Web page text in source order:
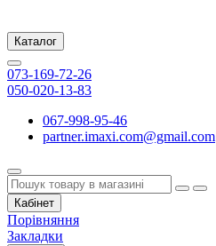
Каталог
073-169-72-26
050-020-13-83
067-998-95-46
partner.imaxi.com@gmail.com
Кабінет
Порівняння
Закладки